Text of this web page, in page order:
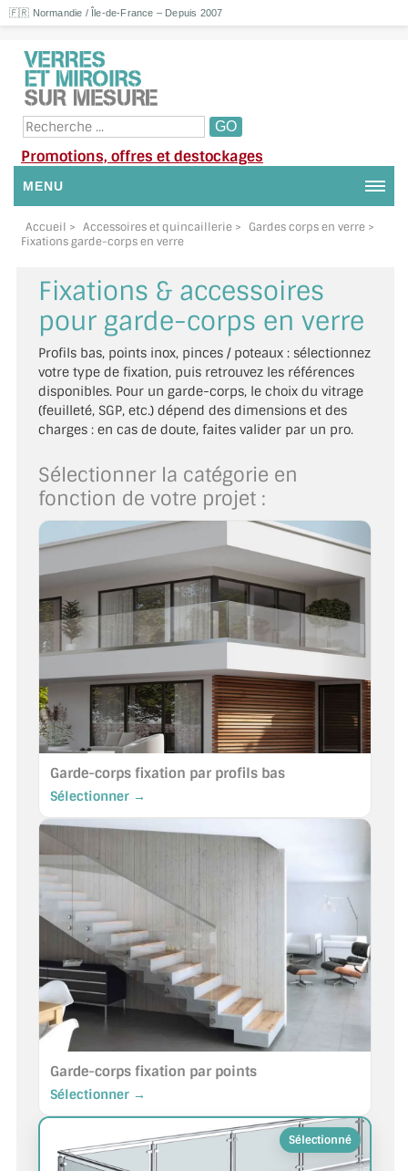
🇫🇷 Normandie / Île-de-France – Depuis 2007
Promotions, offres et destockages
MENU
NOUS CONTACTER
DEMANDE DE DEVIS
SUIVI DE DEVIS
SUIVI DE COMMANDE
TOUS LES TARIFS AU M2
GUIDE : CHOIX PAR UTILISATION
INSPIRATIONS ET NOUVEAUTÉS
AMBIANCE LAITON BROSSÉ
MIROIRS VIEILLIS AMBIANCE BRASSERIE
MIROIR SUR MESURE
MIROIR DÉCORATIF DE COULEUR
LOTS DE MIROIRS EN MOZAÏQUE
MIROIR POUR PORTE
MIROIR DE SALLE DE BAIN
MIROIR PAROI DE DOUCHE
MIROIR POUR SALLE DE SPORT
MIROIR POUR SALLE DE DANSE
MIROIR ENCADRÉ
MIROIR TV
VERRE SUR MESURE
VERRE EXTRACLAIR
VERRE TREMPÉ (SÉCURIT)
Accueil > Accessoires et quincaillerie > Gardes corps en verre >
Fixations garde-corps en verre
Fixations & accessoires
pour garde-corps en verre
Profils bas, points inox, pinces / poteaux : sélectionnez
votre type de fixation, puis retrouvez les références
disponibles. Pour un garde-corps, le choix du vitrage
(feuilleté, SGP, etc.) dépend des dimensions et des
charges : en cas de doute, faites valider par un pro.
Sélectionner la catégorie en
fonction de votre projet :
Garde-corps fixation par profils bas
Sélectionner →
Garde-corps fixation par points
Sélectionner →